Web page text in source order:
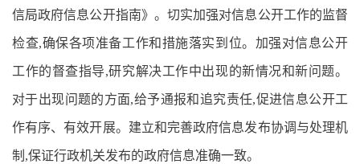
信局政府信息公开指南》。切实加强对信息公开工作的监督
检查,确保各项准备工作和措施落实到位。加强对信息公开
工作的督查指导,研究解决工作中出现的新情况和新问题。
对于出现问题的方面,给予通报和追究责任,促进信息公开工
作有序、有效开展。建立和完善政府信息发布协调与处理机
制,保证行政机关发布的政府信息准确一致。